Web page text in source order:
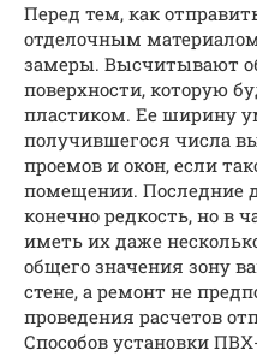
Перед тем, как
отделочным
замеры. Высчитывают
поверхности, которую
пластиком. Ее ширину
получившегося числа
проемов и окон, если
помещении. Последние
конечно редкость, но в
иметь их даже
общего значения зону
стене, а ремонт не
проведения расчетов
Способов установки